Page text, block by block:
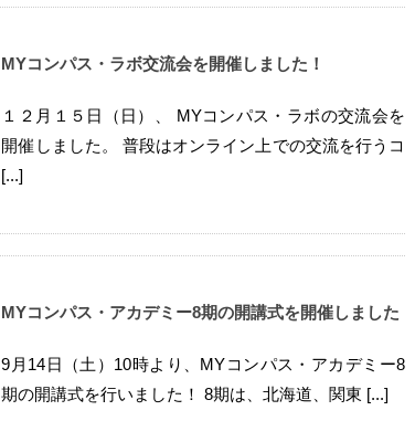
MYコンパス・ラボ交流会を開催しました！
１２月１５日（日）、 MYコンパス・ラボの交流会を
開催しました。 普段はオンライン上での交流を行うコ
[...]
MYコンパス・アカデミー8期の開講式を開催しました
9月14日（土）10時より、MYコンパス・アカデミー8
期の開講式を行いました！ 8期は、北海道、関東 [...]